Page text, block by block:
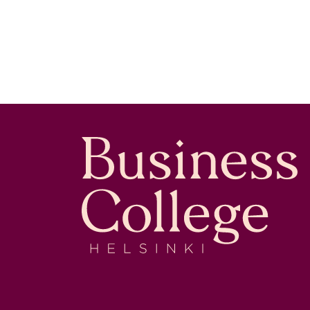
Business College Helsinki